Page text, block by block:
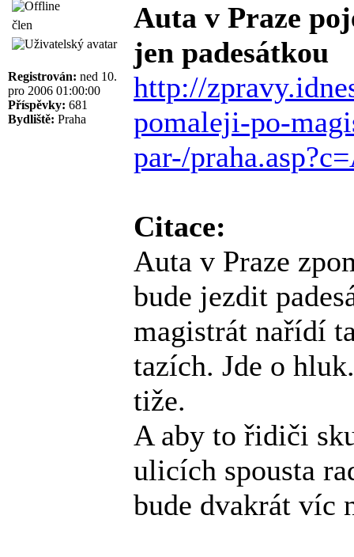
člen
Registrován: ned 10.
pro 2006 01:00:00
Příspěvky: 681
Bydliště: Praha
Auta v Praze
jen padesátkou
http://
pomaleji-po-
par-/
Citace:
Auta v Praze
bude jezdit
magistrát nařídí
tazích. Jde o
tiže.
A aby to řidiči
ulicích spousta
bude dvakrát víc